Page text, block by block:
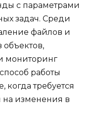
с параметрами
задач. Среди
файлов и
объектов,
мониторинг
работы
когда требуется
на изменения в